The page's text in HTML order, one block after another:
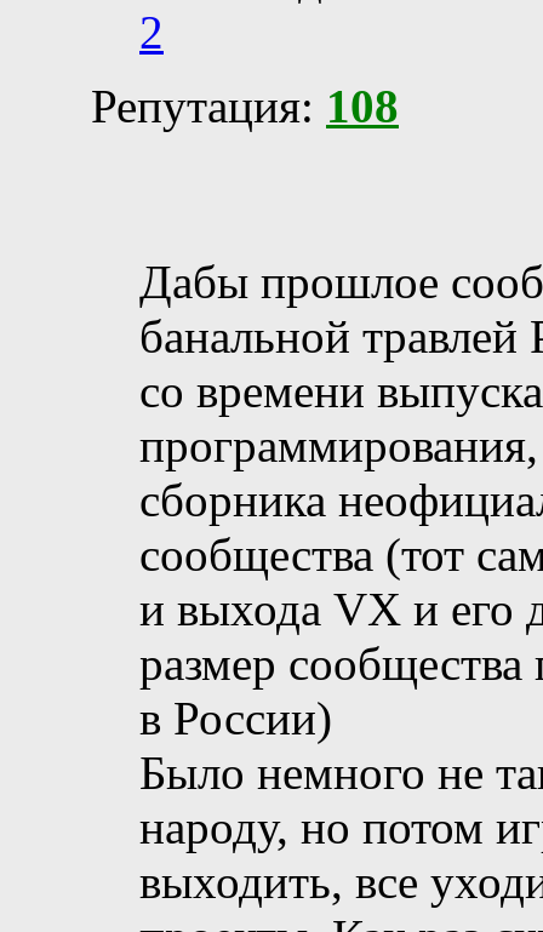
2
Репутация: 108
Дабы прошлое
банальной травлей
со времени
сборника
сообщества (тот
и выхода VX и его
размер
в России)
Было немного не
народу, но потом
выходить, все